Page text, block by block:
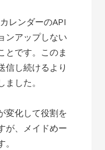
レンダーのAPI
ンアップしない
とです。このま
信し続けるより
した。
変化して役割を
が、メイドめー